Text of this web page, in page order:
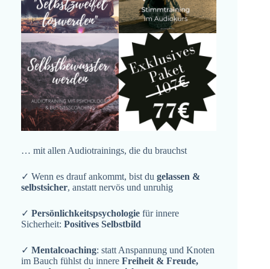
… mit allen Audiotrainings, die du brauchst
✓ Wenn es drauf ankommt, bist du gelassen &
selbstsicher, anstatt nervös und unruhig
✓ Persönlichkeitspsychologie für innere
Sicherheit: Positives Selbstbild
✓ Mentalcoaching: statt Anspannung und Knoten
im Bauch fühlst du innere Freiheit & Freude,